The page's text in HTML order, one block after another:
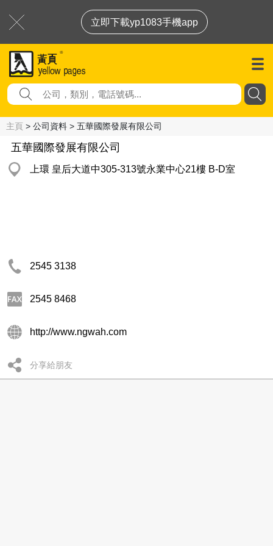
立即下載yp1083手機app
主頁 > 公司資料 > 五華國際發展有限公司
五華國際發展有限公司
上環 皇后大道中305-313號永業中心21樓 B-D室
2545 3138
2545 8468
http://www.ngwah.com
分享給朋友